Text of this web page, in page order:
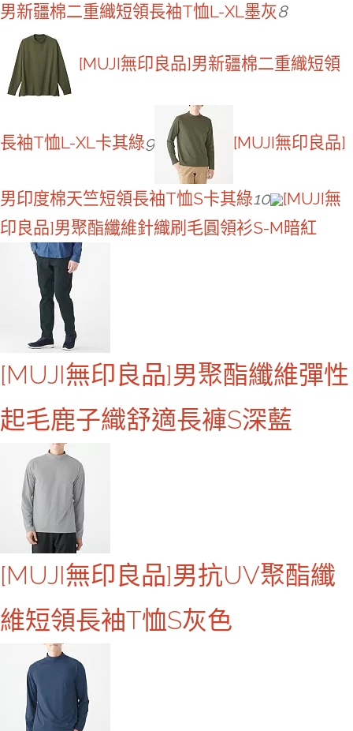
男新疆棉二重織短領長袖T恤L-XL墨灰8
[MUJI無印良品]男新疆棉二重織短領
長袖T恤L-XL卡其綠9 [MUJI無印良品]
男印度棉天竺短領長袖T恤S卡其綠10
[MUJI無
印良品]男聚酯纖維針織刷毛圓領衫S-M暗紅
[MUJI無印良品]男聚酯纖維彈性
起毛鹿子織舒適長褲S深藍
[MUJI無印良品]男抗UV聚酯纖
維短領長袖T恤S灰色